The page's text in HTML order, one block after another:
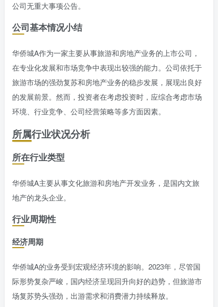
公司无重大事项公告。
公司基本情况小结
华侨城A作为一家主要从事旅游和房地产业务的上市公司，
在专业化发展和市场竞争中表现出较强的能力。公司依托于
旅游市场的强劲复苏和房地产业务的稳步发展，展现出良好
的发展前景。然而，投资者在考虑投资时，应综合考虑市场
环境、行业竞争、公司经营策略等多方面因素。
所属行业状况分析
所在行业类型
华侨城A主要从事文化旅游和房地产开发业务，是国内文旅
地产的龙头企业。
行业周期性
经济周期
华侨城A的业务受到宏观经济环境的影响。2023年，尽管国
际形势复杂严峻，国内经济呈现回升向好的趋势，但旅游市
场复苏势头强劲，出游需求和消费潜力持续释放。